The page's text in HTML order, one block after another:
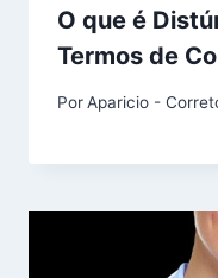
O que é
Termos de
PorAparicio -